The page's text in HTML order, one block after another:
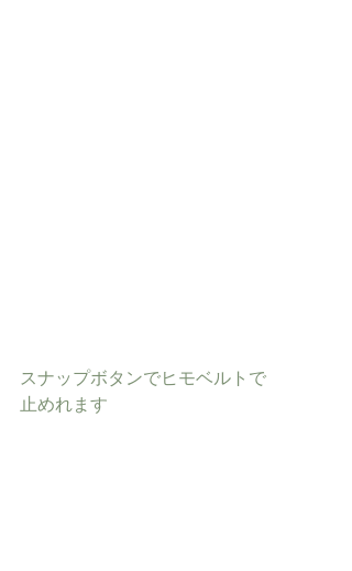
スナップボタンでヒモベルトで
止めれます